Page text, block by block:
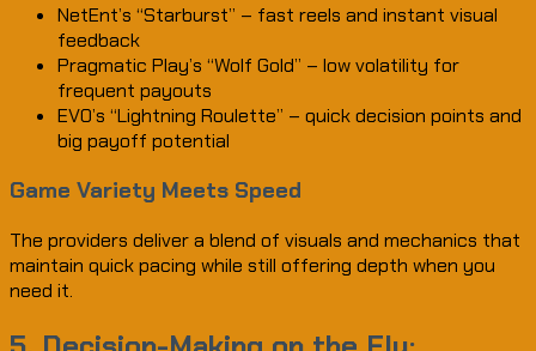
NetEnt’s “Starburst” – fast reels and instant visual
feedback
Pragmatic Play’s “Wolf Gold” – low volatility for
frequent payouts
EVO’s “Lightning Roulette” – quick decision points and
big payoff potential
Game Variety Meets Speed
The providers deliver a blend of visuals and mechanics that
maintain quick pacing while still offering depth when you
need it.